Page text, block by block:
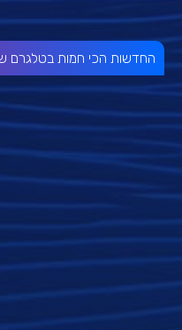
החדשות הכי חמות בטלגרם